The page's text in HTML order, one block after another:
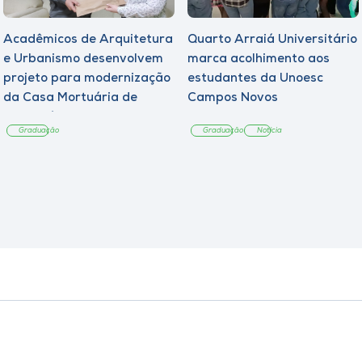
Acadêmicos de Arquitetura
e Urbanismo desenvolvem
projeto para modernização
da Casa Mortuária de
Graduação
Quarto Arraiá Universitário
marca acolhimento aos
estudantes da Unoesc
Campos Novos
Graduação Notícia